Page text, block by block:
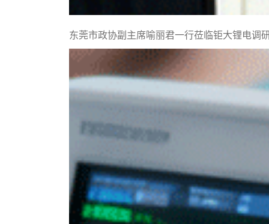
东莞市政协副主席喻丽君一行莅临钜大锂电调